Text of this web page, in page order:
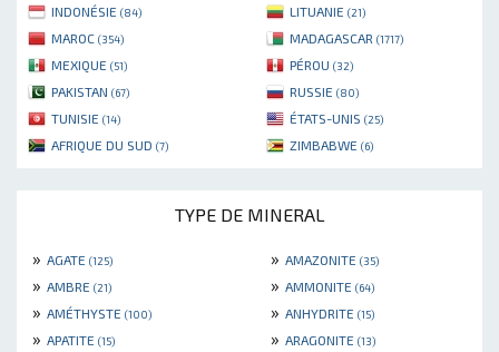
INDONÉSIE (84) LITUANIE (21)
MAROC (354) MADAGASCAR (1717)
MEXIQUE (51) PÉROU (32)
PAKISTAN (67) RUSSIE (80)
TUNISIE (14) ÉTATS-UNIS (25)
AFRIQUE DU SUD (7) ZIMBABWE (6)
TYPE DE MINERAL
» AGATE (125) » AMAZONITE (35)
» AMBRE (21) » AMMONITE (64)
» AMÉTHYSTE (100) » ANHYDRITE (15)
» APATITE (15) » ARAGONITE (13)